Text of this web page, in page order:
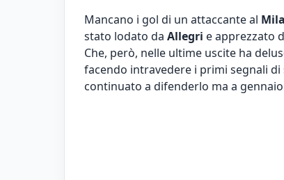
Mancano i gol di un attaccante al
stato lodato da Allegri e apprezzato
Che, però, nelle ultime uscite ha
facendo intravedere i primi segnali
continuato a difenderlo ma a